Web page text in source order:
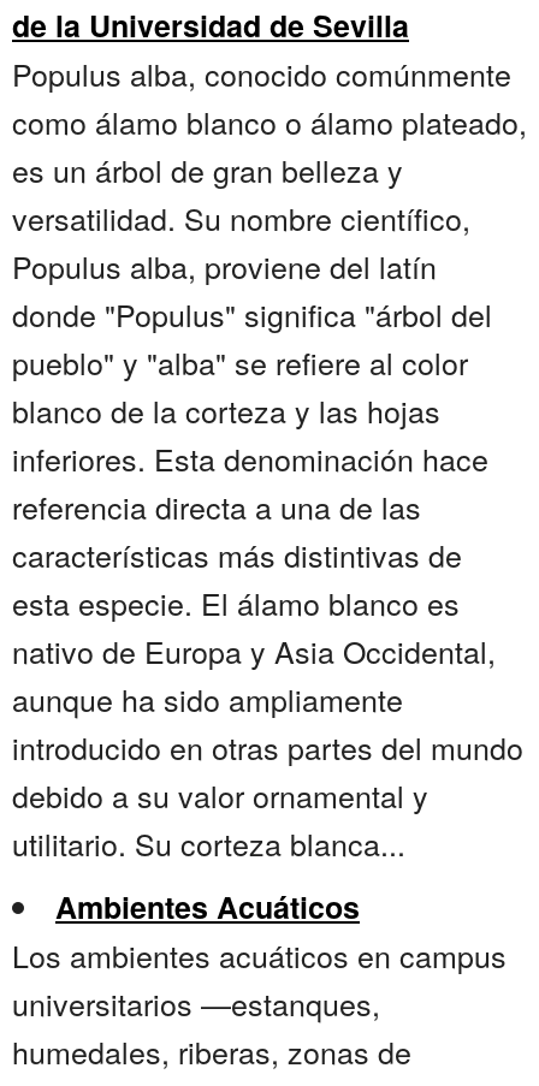
de la Universidad de Sevilla
Populus alba, conocido comúnmente
como álamo blanco o álamo plateado,
es un árbol de gran belleza y
versatilidad. Su nombre científico,
Populus alba, proviene del latín
donde "Populus" significa "árbol del
pueblo" y "alba" se refiere al color
blanco de la corteza y las hojas
inferiores. Esta denominación hace
referencia directa a una de las
características más distintivas de
esta especie. El álamo blanco es
nativo de Europa y Asia Occidental,
aunque ha sido ampliamente
introducido en otras partes del mundo
debido a su valor ornamental y
utilitario. Su corteza blanca...
Ambientes Acuáticos
Los ambientes acuáticos en campus
universitarios —estanques,
humedales, riberas, zonas de